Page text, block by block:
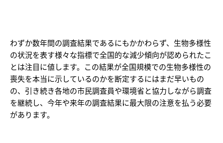
わずか数年間の調査結果であるにもかかわらず、生物多様性
の状況を表す様々な指標で全国的な減少傾向が認められたこ
とは注目に値します。この結果が全国規模での生物多様性の
喪失を本当に示しているのかを断定するにはまだ早いもの
の、引き続き各地の市民調査員や環境省と協力しながら調査
を継続し、今年や来年の調査結果に最大限の注意を払う必要
があります。